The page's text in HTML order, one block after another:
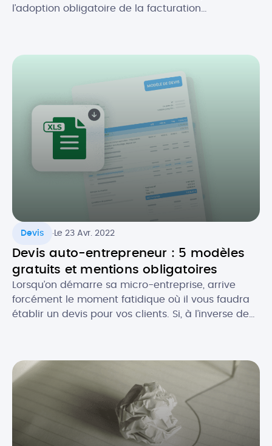
l’adoption obligatoire de la facturation
la réforme de la facture électronique pour les
entreprises en France s’appliquera désormais à
partir du 1er septembre 2026. Quel est […]
Devis .Le 23 Avr. 2022
Devis auto-entrepreneur : 5 modèles
gratuits et mentions obligatoires
Lorsqu’on démarre sa micro-entreprise, arrive
forcément le moment fatidique où il vous faudra
établir un devis pour vos clients. Si, à l’inverse de
devis en tant que micro-entrepreneur ? Que doit-
il contenir au niveau […]